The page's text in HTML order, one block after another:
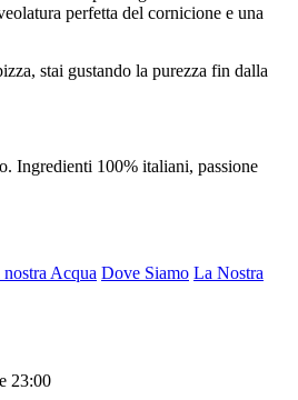
perfetta del cornicione e una
stai gustando la purezza fin dalla
Ingredienti 100% italiani, passione
Acqua Dove Siamo La Nostra
23:00